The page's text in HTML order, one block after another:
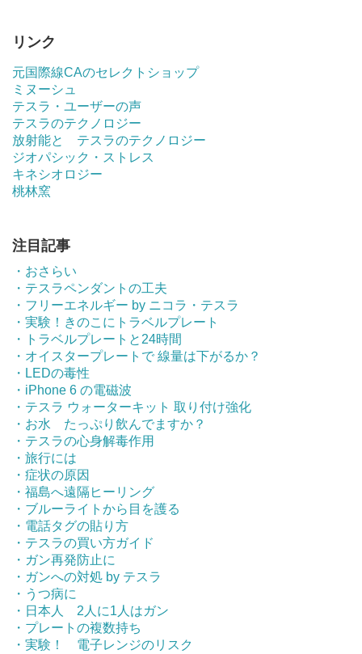
リンク
元国際線CAのセレクトショップ
ミヌーシュ
テスラ・ユーザーの声
テスラのテクノロジー
放射能と テスラのテクノロジー
ジオパシック・ストレス
キネシオロジー
桃林窯
注目記事
・おさらい
・テスラペンダントの工夫
・フリーエネルギー by ニコラ・テスラ
・実験！きのこにトラベルプレート
・トラベルプレートと24時間
・オイスタープレートで 線量は下がるか？
・LEDの毒性
・iPhone 6 の電磁波
・テスラ ウォーターキット 取り付け強化
・お水 たっぷり飲んでますか？
・テスラの心身解毒作用
・旅行には
・症状の原因
・福島へ遠隔ヒーリング
・ブルーライトから目を護る
・電話タグの貼り方
・テスラの買い方ガイド
・ガン再発防止に
・ガンへの対処 by テスラ
・うつ病に
・日本人 2人に1人はガン
・プレートの複数持ち
・実験！ 電子レンジのリスク